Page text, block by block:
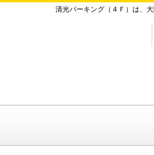
清光パーキング（４Ｆ）は、